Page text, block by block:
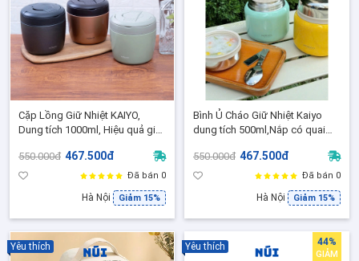
Cặp Lồng Giữ Nhiệt KAIYO,
Dung tích 1000ml, Hiệu quả giữ
550.000đ 467.500đ
Đã bán 0
Hà Nội Giảm 15%
Bình Ủ Cháo Giữ Nhiệt Kaiyo
dung tích 500ml,Nắp có quai
lên đến 12H
550.000đ 467.500đ
Đã bán 0
Hà Nội Giảm 15%
Yêu thích Yêu thích 44%
GIẢM